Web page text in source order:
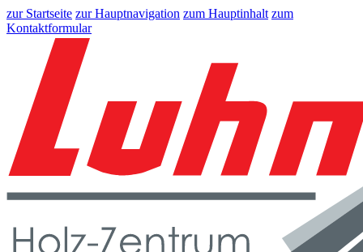
zur Startseite zur Hauptnavigation zum Hauptinhalt zum
Kontaktformular